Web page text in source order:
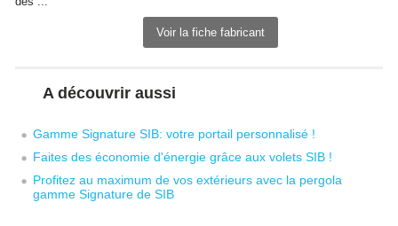
Voir la fiche fabricant
A découvrir aussi
Gamme Signature SIB: votre portail personnalisé !
Faites des économie d'énergie grâce aux volets SIB !
Profitez au maximum de vos extérieurs avec la pergola
gamme Signature de SIB